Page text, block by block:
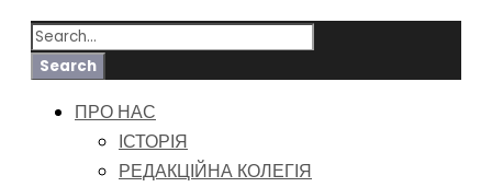
ПРО НАС
ІСТОРІЯ
РЕДАКЦІЙНА КОЛЕГІЯ